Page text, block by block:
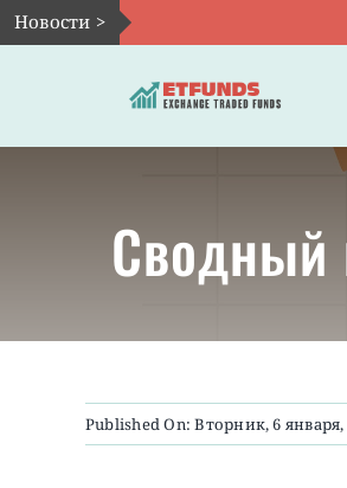
Skip
to
Новости >
Сводный
Published On: Вторник, 6 января,